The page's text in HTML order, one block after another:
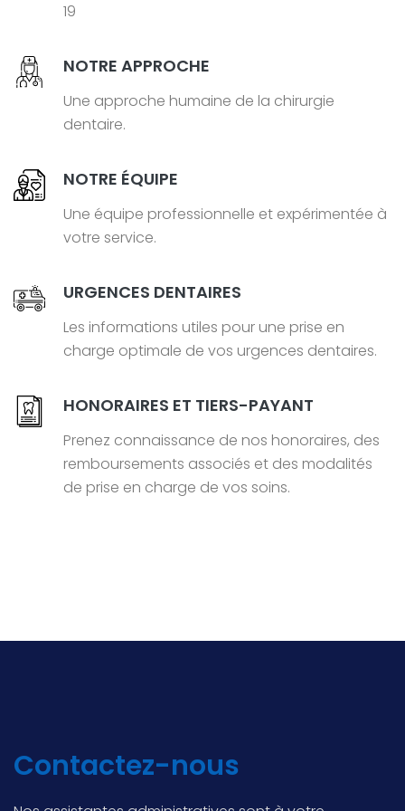
19
NOTRE APPROCHE
Une approche humaine de la chirurgie
dentaire.
NOTRE ÉQUIPE
Une équipe professionnelle et expérimentée à
votre service.
URGENCES DENTAIRES
Les informations utiles pour une prise en
charge optimale de vos urgences dentaires.
HONORAIRES ET TIERS-PAYANT
Prenez connaissance de nos honoraires, des
remboursements associés et des modalités
de prise en charge de vos soins.
Contactez-nous